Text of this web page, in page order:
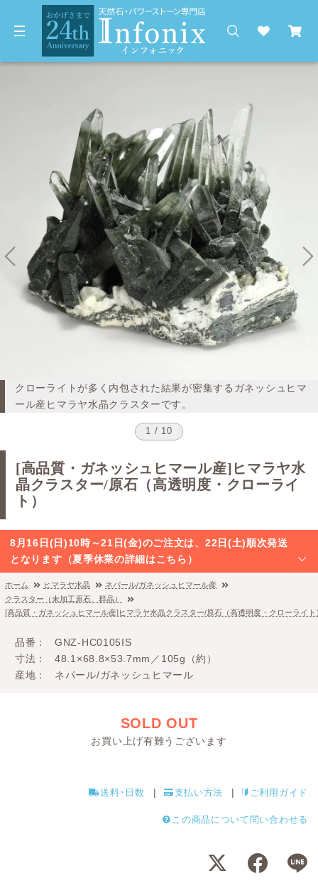
クローライトが多く内包された結果が密集するガネッシュヒマ
ール産ヒマラヤ水晶クラスターです。
1 / 10
[高品質・ガネッシュヒマール産]ヒマラヤ水
晶クラスター/原石（高透明度・クローライ
ト）
8月16日(日)10時～21日(金)のご注文は、22日(土)順次発送
となります（夏季休業の詳細はこちら）
ホーム ヒマラヤ水晶
ネパール/ガネッシュヒマール産
クラスター（未加工原石、群晶）
[高品質・ガネッシュヒマール産]ヒマラヤ水晶クラスター/原石（高透明度・クローライト
品番
GNZ-HC0105IS
寸法
48.1×68.8×53.7mm／105g（約）
産地
ネパール/ガネッシュヒマール
SOLD OUT
お買い上げ有難うございます
送料･日数 支払い方法 ご利用ガイド
この商品について問い合わせる